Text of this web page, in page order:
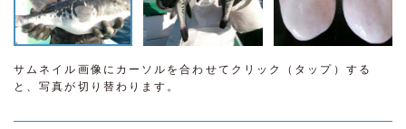
サムネイル画像にカーソルを合わせてクリック（タップ）する
と、写真が切り替わります。